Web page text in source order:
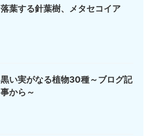
落葉する針葉樹、メタセコイア
黒い実がなる植物30種～ブログ記
事から～